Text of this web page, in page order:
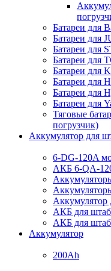
Батареи для
Батареи для
Батареи для
Батареи для
Батареи для
Батареи для
Батареи для
Батареи для
Тяговые
погрузчик)
Аккумулятор для
6-DG-120A
АКБ 6-QA-
Аккумулятор
АКБ для
АКБ для
Аккумулятор
200Ah